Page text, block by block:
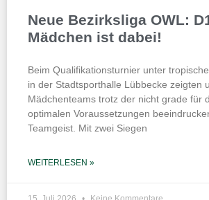
Neue Bezirksliga OWL:
Mädchen ist dabei!
Beim Qualifikationsturnier unter
in der Stadtsporthalle Lübbecke zeigten
Mädchenteams trotz der nicht grade für
optimalen Voraussetzungen
Teamgeist. Mit zwei Siegen
WEITERLESEN »